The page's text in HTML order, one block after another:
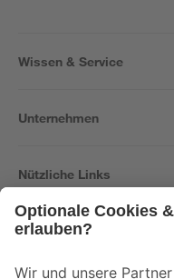
Wissen & Service
Unternehmen
Nützliche Links
Der toom Newsletter: Keine